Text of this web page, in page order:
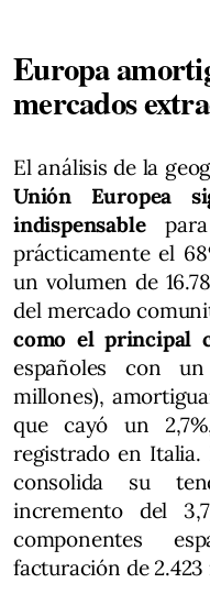
Europa
mercados
El análisis de la
Unión Europea
indispensablepara
prácticamente el
un volumen de
del mercado
como el principal
españoles con
millones),
que cayó un
registrado en
consolida su
incremento del
componentes
facturación de